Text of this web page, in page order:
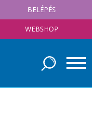
BELÉPÉS
WEBSHOP